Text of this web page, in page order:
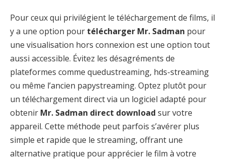
Pour ceux qui privilégient le téléchargement de films, il
y a une option pour télécharger Mr. Sadman pour
une visualisation hors connexion est une option tout
aussi accessible. Évitez les désagréments de
plateformes comme quedustreaming, hds-streaming
ou même l’ancien papystreaming. Optez plutôt pour
un téléchargement direct via un logiciel adapté pour
obtenir Mr. Sadman direct download sur votre
appareil. Cette méthode peut parfois s’avérer plus
simple et rapide que le streaming, offrant une
alternative pratique pour apprécier le film à votre